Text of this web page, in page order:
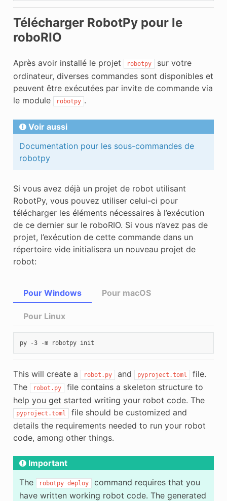
Télécharger RobotPy pour le
roboRIO
Après avoir installé le projet robotpy
sur votre
ordinateur, diverses commandes sont disponibles et
peuvent être exécutées par invite de commande via
le module
robotpy .
Voir aussi
Documentation pour les sous-commandes de
robotpy
Si vous avez déjà un projet de robot utilisant
RobotPy, vous pouvez utiliser celui-ci pour
télécharger les éléments nécessaires à l’exécution
de ce dernier sur le roboRIO. Si vous n’avez pas de
projet, l’exécution de cette commande dans un
répertoire vide initialisera un nouveau projet de
robot:
Pour Windows
py -3 -m robotpy
Pour macOS
Pour Linux
This will create a robot.py and pyproject.toml
file.
The
robot.py
file contains a skeleton structure to
help you get started writing your robot code. The
pyproject.toml
file should be customized and
details the requirements needed to run your robot
code, among other things.
Important
The
robotpy deploy
command requires that you
have written working robot code. The generated